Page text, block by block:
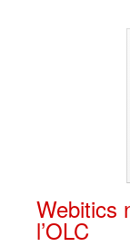
Webitics
l’OLC